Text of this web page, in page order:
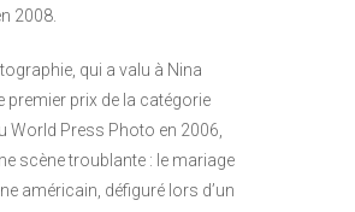
2008.
qui a valu à Nina
premier prix de la catégorie
World Press Photo en 2006,
scène troublante : le mariage
américain, défiguré lors d’un